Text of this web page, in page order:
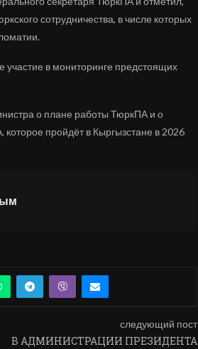
сотрудничества, в числе которых
в мониторинге предстоящих
о плане работы ТюркПА и о
пройдёт в Кыргызстане в 2026
следующий пост
В АДМИНИСТРАЦИИ ПРЕЗИДЕНТА